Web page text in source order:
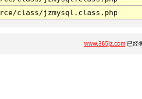
class/jzmysql.class.php
www.365jz.com已经